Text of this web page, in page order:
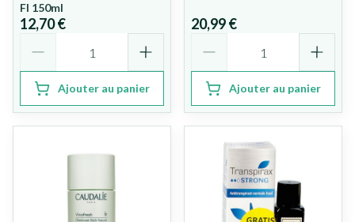
Fl 150ml
12,70 €
Ajouter au panier
20,99 €
Ajouter au panier